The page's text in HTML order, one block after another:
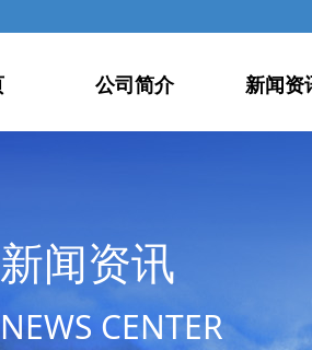
公司简介 新闻资
新闻资讯
NEWS CENTER